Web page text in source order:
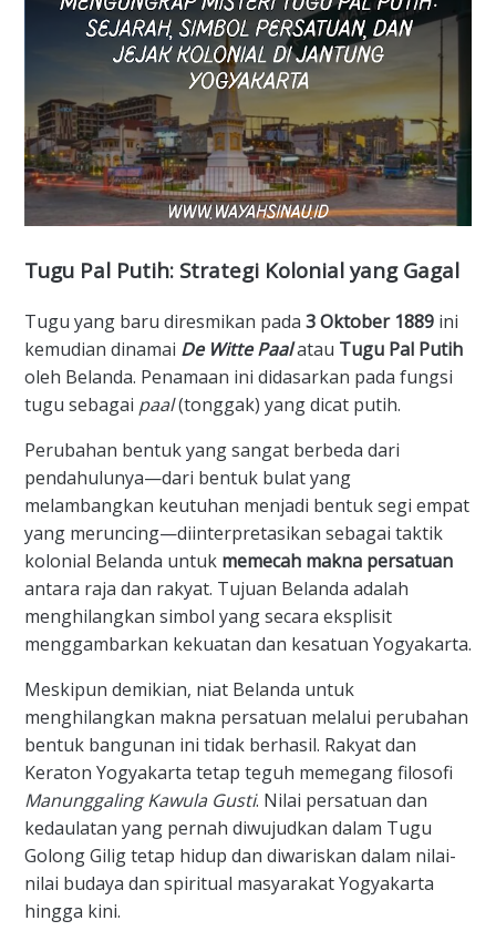
​Tugu Pal Putih: Strategi Kolonial yang Gagal
​Tugu yang baru diresmikan pada 3 Oktober 1889 ini
kemudian dinamai De Witte Paalatau Tugu Pal Putih
oleh Belanda. Penamaan ini didasarkan pada fungsi
tugu sebagai paal(tonggak) yang dicat putih.
​Perubahan bentuk yang sangat berbeda dari
pendahulunya—dari bentuk bulat yang
melambangkan keutuhan menjadi bentuk segi empat
yang meruncing—diinterpretasikan sebagai taktik
kolonial Belanda untuk memecah makna persatuan
antara raja dan rakyat. Tujuan Belanda adalah
menghilangkan simbol yang secara eksplisit
menggambarkan kekuatan dan kesatuan Yogyakarta.
​Meskipun demikian, niat Belanda untuk
menghilangkan makna persatuan melalui perubahan
bentuk bangunan ini tidak berhasil. Rakyat dan
Keraton Yogyakarta tetap teguh memegang filosofi
Manunggaling Kawula Gusti. Nilai persatuan dan
kedaulatan yang pernah diwujudkan dalam Tugu
Golong Gilig tetap hidup dan diwariskan dalam nilai-
nilai budaya dan spiritual masyarakat Yogyakarta
hingga kini.